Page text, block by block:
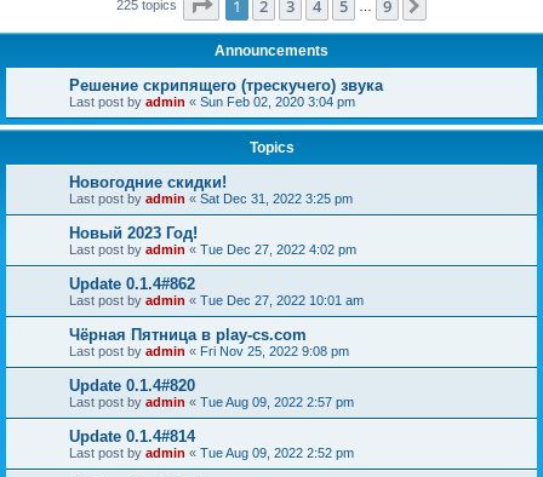
225 topics Page 1of 9
1 2 3 4 5 9
Announcements
Решение скрипящего (трескучего) звука
Last post by admin « Sun Feb 02, 2020 3:04 pm
Topics
Новогодние скидки!
Last post by admin « Sat Dec 31, 2022 3:25 pm
Новый 2023 Год!
Last post by admin « Tue Dec 27, 2022 4:02 pm
Update 0.1.4#862
Last post by admin « Tue Dec 27, 2022 10:01 am
Чёрная Пятница в play-cs.com
Last post by admin « Fri Nov 25, 2022 9:08 pm
Update 0.1.4#820
Last post by admin « Tue Aug 09, 2022 2:57 pm
Update 0.1.4#814
Last post by admin « Tue Aug 09, 2022 2:52 pm